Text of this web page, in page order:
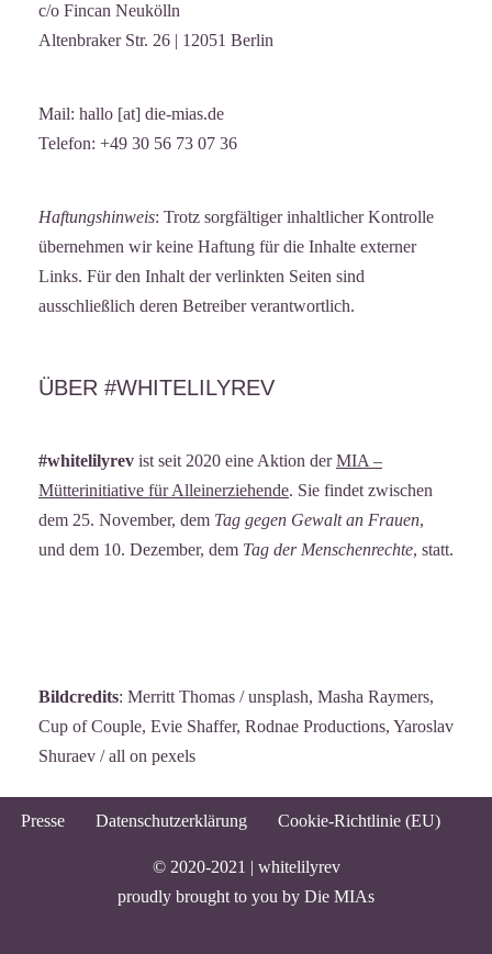
c/o Fincan Neukölln
Altenbraker Str. 26 | 12051 Berlin
Mail: hallo [at] die-mias.de
Telefon: +49 30 56 73 07 36
Haftungshinweis: Trotz sorgfältiger inhaltlicher Kontrolle
übernehmen wir keine Haftung für die Inhalte externer
Links. Für den Inhalt der verlinkten Seiten sind
ausschließlich deren Betreiber verantwortlich.
ÜBER #WHITELILYREV
#whitelilyrev ist seit 2020 eine Aktion derMIA –
Mütterinitiative für Alleinerziehende. Sie findet zwischen
dem 25. November, dem Tag gegen Gewalt an Frauen,
und dem 10. Dezember, dem Tag der Menschenrechte, statt.
Bildcredits: Merritt Thomas / unsplash, Masha Raymers,
Cup of Couple, Evie Shaffer, Rodnae Productions, Yaroslav
Shuraev / all on pexels
Presse Datenschutzerklärung Cookie-Richtlinie (EU)
© 2020-2021 | whitelilyrev
proudly brought to you by Die MIAs